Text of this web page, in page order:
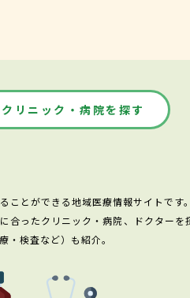
クリニック・病院を探す
とができる地域医療情報サイトです。
ったクリニック・病院、ドクターを
検査など）も紹介。